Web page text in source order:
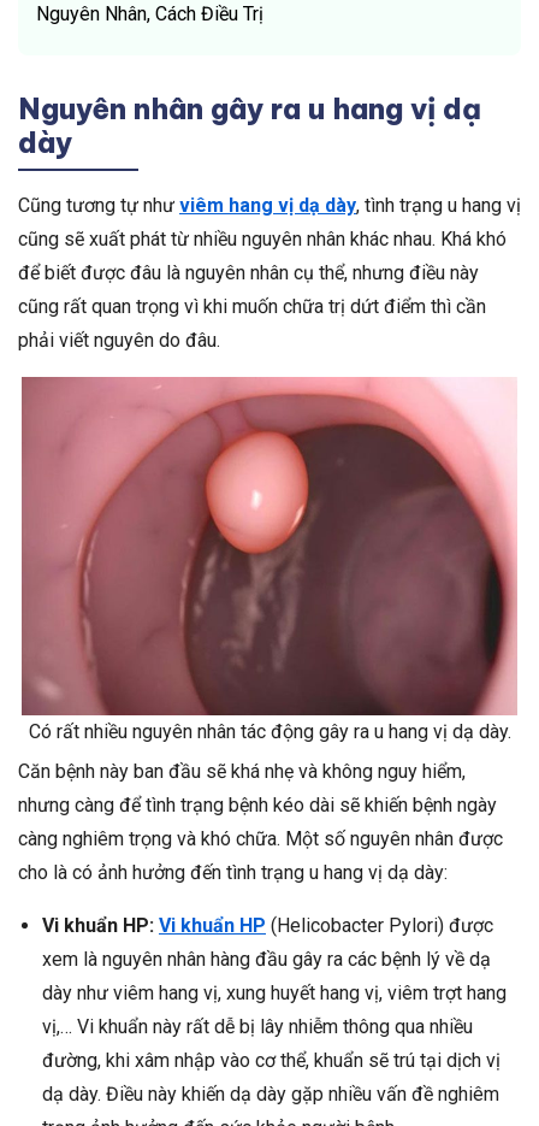
Nguyên Nhân, Cách Điều Trị
Nguyên nhân gây ra u hang vị dạ
dày
Cũng tương tự như viêm hang vị dạ dày, tình trạng u hang vị
cũng sẽ xuất phát từ nhiều nguyên nhân khác nhau. Khá khó
để biết được đâu là nguyên nhân cụ thể, nhưng điều này
cũng rất quan trọng vì khi muốn chữa trị dứt điểm thì cần
phải viết nguyên do đâu.
Có rất nhiều nguyên nhân tác động gây ra u hang vị dạ dày.
Căn bệnh này ban đầu sẽ khá nhẹ và không nguy hiểm,
nhưng càng để tình trạng bệnh kéo dài sẽ khiến bệnh ngày
càng nghiêm trọng và khó chữa. Một số nguyên nhân được
cho là có ảnh hưởng đến tình trạng u hang vị dạ dày:
Vi khuẩn HP: Vi khuẩn HP (Helicobacter Pylori) được
xem là nguyên nhân hàng đầu gây ra các bệnh lý về dạ
dày như viêm hang vị, xung huyết hang vị, viêm trợt hang
vị,… Vi khuẩn này rất dễ bị lây nhiễm thông qua nhiều
đường, khi xâm nhập vào cơ thể, khuẩn sẽ trú tại dịch vị
dạ dày. Điều này khiến dạ dày gặp nhiều vấn đề nghiêm